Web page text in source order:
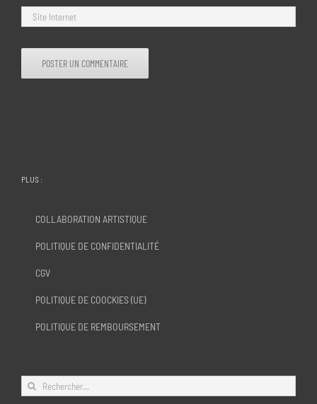
PLUS :
COLLABORATION ARTISTIQUE
POLITIQUE DE CONFIDENTIALITÉ
CGV
POLITIQUE DE COOCKIES (UE)
POLITIQUE DE REMBOURSEMENT
Rechercher: